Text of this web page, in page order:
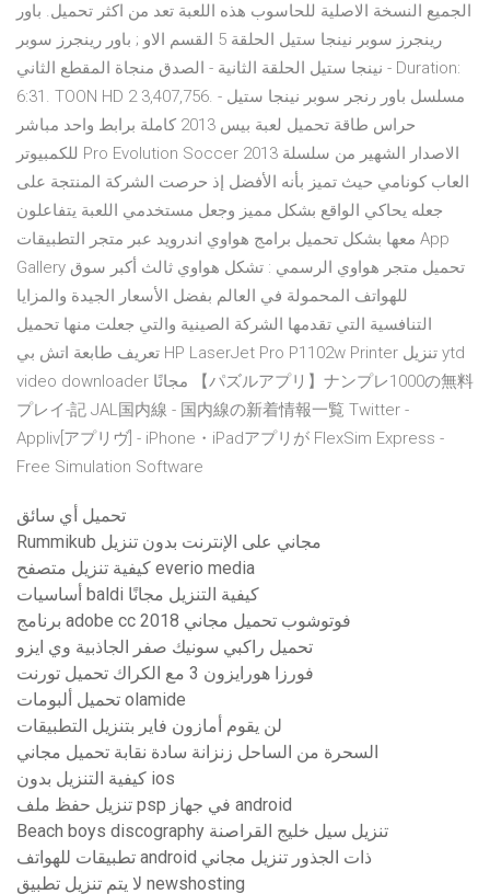
الجميع النسخة الاصلية للحاسوب هذه اللعبة تعد من اكثر تحميل. باور
رينجرز سوبر نينجا ستيل الحلقة 5 القسم الاو ; باور رينجرز سوبر
نينجا ستيل الحلقة الثانية - الصدق منجاة المقطع الثاني - Duration:
6:31. TOON HD 2 3,407,756. مسلسل باور رنجر سوبر نينجا ستيل -
حراس طاقة تحميل لعبة بيس 2013 كاملة برابط واحد مباشر
للكمبيوتر Pro Evolution Soccer 2013 الاصدار الشهير من سلسلة
العاب كونامي حيث تميز بأنه الأفضل إذ حرصت الشركة المنتجة على
جعله يحاكي الواقع بشكل مميز وجعل مستخدمي اللعبة يتفاعلون
معها بشكل تحميل برامج هواوي اندرويد عبر متجر التطبيقات App
Gallery تحميل متجر هواوي الرسمي : تشكل هواوي ثالث أكبر سوق
للهواتف المحمولة في العالم بفضل الأسعار الجيدة والمزايا
التنافسية التي تقدمها الشركة الصينية والتي جعلت منها تحميل
تعريف طابعة اتش بي HP LaserJet Pro P1102w Printer تنزيل ytd
video downloader مجانًا 【パズルアプリ】ナンプレ1000の無料
プレイ-記 JAL国内線 - 国内線の新着情報一覧 Twitter -
Appliv[アプリヴ] - iPhone・iPadアプリが FlexSim Express -
Free Simulation Software
تحميل أي سائق
Rummikub مجاني على الإنترنت بدون تنزيل
كيفية تنزيل متصفح everio media
أساسيات baldi كيفية التنزيل مجانًا
برنامج adobe cc 2018 فوتوشوب تحميل مجاني
تحميل راكبي سونيك صفر الجاذبية وي ايزو
فورزا هورايزون 3 مع الكراك تحميل تورنت
تحميل ألبومات olamide
لن يقوم أمازون فاير بتنزيل التطبيقات
السحرة من الساحل زنزانة سادة نقابة تحميل مجاني
كيفية التنزيل بدون ios
تنزيل حفظ ملف psp في جهاز android
Beach boys discography تنزيل سيل خليج القراصنة
تطبيقات للهواتف android ذات الجذور تنزيل مجاني
لا يتم تنزيل تطبيق newshosting